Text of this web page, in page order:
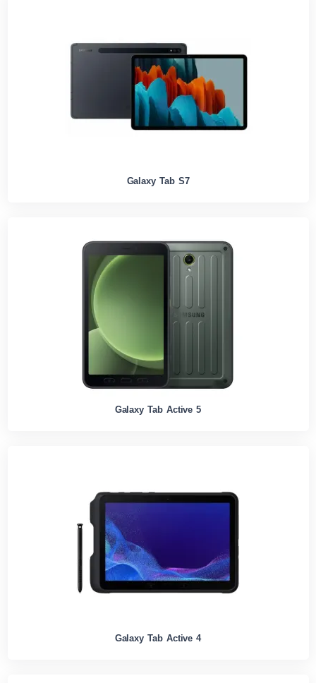
Galaxy Tab S7
Galaxy Tab Active 5
Galaxy Tab Active 4